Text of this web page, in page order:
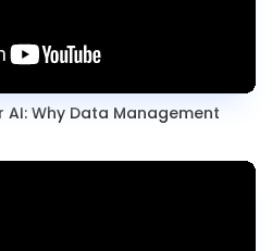
Why Data Management